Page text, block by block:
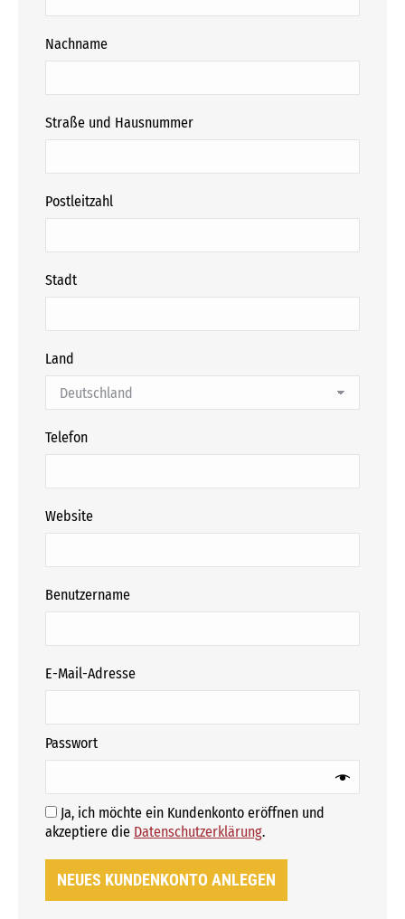
Nachname
Straße und Hausnummer
Postleitzahl
Stadt
Land
Telefon
Website
Benutzername
E-Mail-Adresse
Passwort
Ja, ich möchte ein Kundenkonto eröffnen und
akzeptiere die Datenschutzerklärung.
NEUES KUNDENKONTO ANLEGEN